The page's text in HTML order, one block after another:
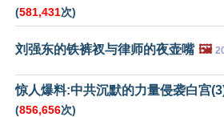
(581,431次)
刘强东的铁裤衩与律师的夜壶嘴 🖼️
惊人爆料:中共沉默的力量侵袭白宫
(856,656次)